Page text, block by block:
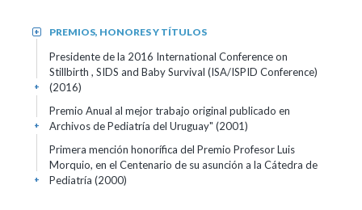
PREMIOS, HONORES Y TÍTULOS
+
Presidente de la 2016 International Conference on
Stillbirth , SIDS and Baby Survival (ISA/ISPID Conference)
(2016)
+
Premio Anual al mejor trabajo original publicado en
Archivos de Pediatría del Uruguay" (2001)
+
Primera mención honorífica del Premio Profesor Luis
Morquio, en el Centenario de su asunción a la Cátedra de
Pediatría (2000)
+